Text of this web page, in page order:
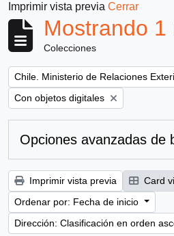
Imprimir vista previa Cerrar
Mostrando 1
Colecciones
Remove filter:
Chile. Ministerio de Relaciones
Remove filter:
Con objetos digitales
Opciones avanzadas de
Imprimir vista previa Card
Ordenar por: Fecha de inicio
Dirección: Clasificación en orden